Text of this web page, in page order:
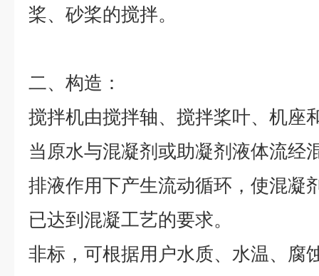
桨、砂桨的搅拌。
二、 构造：
搅拌机由搅拌轴、搅拌桨叶、机座
当原水与混凝剂或助凝剂液体流经
排液作用下产生流动循环，使混凝
已达到混凝工艺的要求。
非标，可根据用户水质、水温、腐